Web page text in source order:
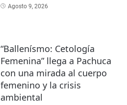
Agosto 9, 2026
“Ballenísmo: Cetología
Femenina” llega a Pachuca
con una mirada al cuerpo
femenino y la crisis
ambiental